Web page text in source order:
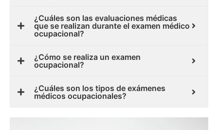
¿Cuáles son las evaluaciones médicas
que se realizan durante el examen médico
ocupacional?
¿Cómo se realiza un examen
ocupacional?
¿Cuáles son los tipos de exámenes
médicos ocupacionales?